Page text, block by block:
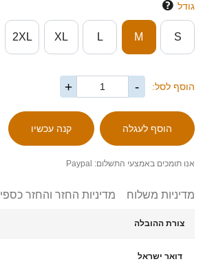
גודל
S
M
L
XL
2XL
הוסף לסל: -
+
אנו תומכים באמצעי התשלום: Paypal
מדיניות משלוח מדיניות החזר והחזר כספי
צורת ההובלה
דואר ישראל